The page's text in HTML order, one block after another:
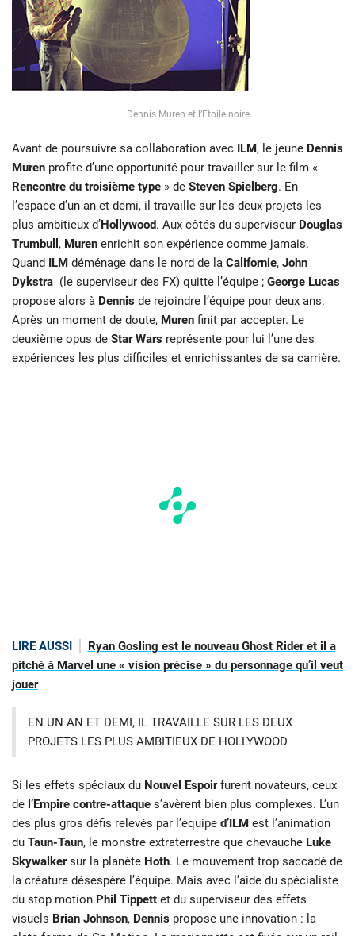
Dennis Muren et l’Etoile noire
Avant de poursuivre sa collaboration avec ILM, le jeune Dennis
Muren profite d’une opportunité pour travailler sur le film «
Rencontre du troisième type » de Steven Spielberg. En
l’espace d’un an et demi, il travaille sur les deux projets les
plus ambitieux d’Hollywood. Aux côtés du superviseur Douglas
Trumbull , Muren enrichit son expérience comme jamais.
Quand ILM déménage dans le nord de la Californie, John
Dykstra (le superviseur des FX) quitte l’équipe ; George Lucas
propose alors à Dennis de rejoindre l’équipe pour deux ans.
Après un moment de doute, Muren finit par accepter. Le
deuxième opus de Star Wars représente pour lui l’une des
expériences les plus difficiles et enrichissantes de sa carrière.
LIRE AUSSI
Ryan Gosling est le nouveau Ghost Rider et il a
pitché à Marvel une « vision précise » du personnage qu’il veut
jouer
EN UN AN ET DEMI, IL TRAVAILLE SUR LES DEUX
PROJETS LES PLUS AMBITIEUX DE HOLLYWOOD
Si les effets spéciaux du Nouvel Espoirfurent novateurs, ceux
de l’Empire contre-attaque s’avèrent bien plus complexes. L’un
des plus gros défis relevés par l’équipe d’ILM est l’animation
du Taun-Taun, le monstre extraterrestre que chevauche Luke
Skywalkersur la planète Hoth. Le mouvement trop saccadé de
la créature désespère l’équipe. Mais avec l’aide du spécialiste
du stop motion Phil Tippett et du superviseur des effets
visuels Brian Johnson, Dennis propose une innovation : la